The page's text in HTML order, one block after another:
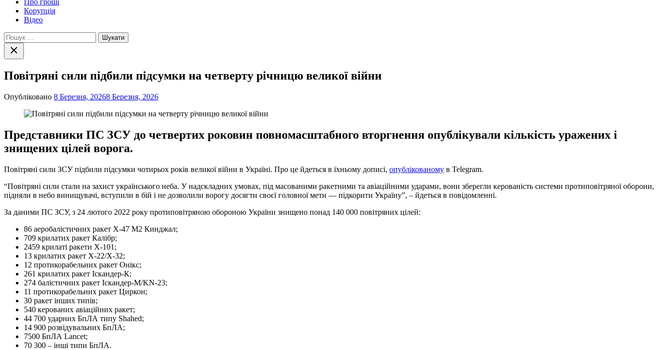
Про гроші
Корупція
Відео
Пошук:
Закрити
пошук
Повітряні сили підбили підсумки на четверту річницю великої війни
Опубліковано 8 Березня, 20268 Березня, 2026
Представники ПС ЗСУ до четвертих роковин повномасштабного вторгнення опублікували кількість уражених і
знищених цілей ворога.
Повітряні сили ЗСУ підбили підсумки чотирьох років великої війни в Україні. Про це йдеться в їхньому дописі, опублікованому в Telegram.
“Повітряні сили стали на захист українського неба. У надскладних умовах, під масованими ракетними та авіаційними ударами, вони зберегли керованість системи протиповітряної оборони,
підняли в небо винищувачі, вступили в бій і не дозволили ворогу досягти своєї головної мети — підкорити Україну”, – йдеться в повідомленні.
За даними ПС ЗСУ, з 24 лютого 2022 року протиповітряною обороною України знищено понад 140 000 повітряних цілей:
86 аеробалістичних ракет Х-47 М2 Кинджал;
709 крилатих ракет Калібр;
2459 крилаті ракети Х-101;
13 крилатих ракет Х-22/Х-32;
12 протикорабельних ракет Онікс;
261 крилатих ракет Іскандер-К;
274 балістичних ракет Іскандер-М/KN-23;
11 протикорабельних ракет Циркон;
30 ракет інших типів;
540 керованих авіаційних ракет;
44 700 ударних БпЛА типу Shahed;
14 900 розвідувальних БпЛА;
7500 БпЛА Lancet;
70 300 – інші типи БпЛА.